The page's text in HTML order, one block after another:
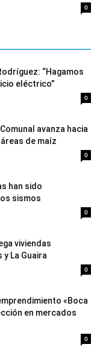
0
“Hagamos
eléctrico”
0
avanza hacia
de maíz
0
han sido
sismos
0
viviendas
y La Guaira
0
«Boca
en mercados
0